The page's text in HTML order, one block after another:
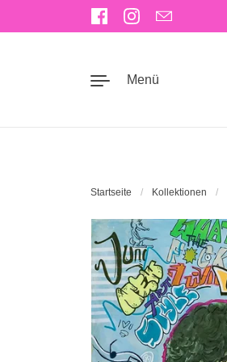
Zum Inhalt springen
Facebook
Instagram
Email
Menü
Startseite / Kollektionen /